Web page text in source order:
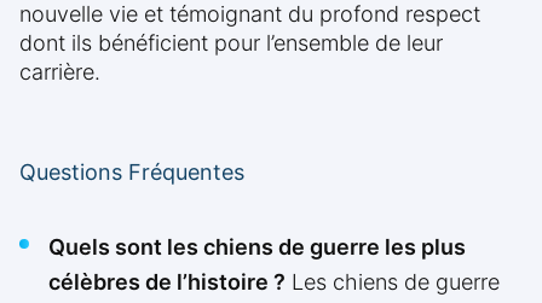
nouvelle vie et témoignant du profond respect
dont ils bénéficient pour l’ensemble de leur
carrière.
Questions Fréquentes
Quels sont les chiens de guerre les plus
célèbres de l’histoire ? Les chiens de guerre